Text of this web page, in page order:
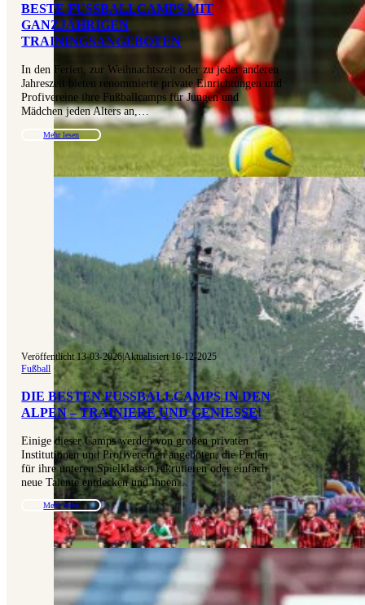
BESTE FUSSBALLCAMPS MIT G
ANZJÄHRIGEN T
RAININGSANGEBOTEN
In den Ferien, zur Weihnachtszeit oder zu jeder anderen
Jahreszeit bieten renommierte private Einrichtungen und
Profivereine ihre Fußballcamps für Jungen und
Mädchen jeden Alters an,…
Mehr lesen
Veröffentlicht 13-03-2026|Aktualisiert 16-12-2025
Fußball
DIE BESTEN FUSSBALLCAMPS IN DEN A
LPEN – TRAINIERE UND GENIESSE!
Einige dieser Camps werden von großen privaten
Institutionen und Profivereinen angeboten, die Perlen
für ihre unteren Spielklassen rekrutieren oder einfach
neue Talente entdecken und ihnen…
Mehr lesen